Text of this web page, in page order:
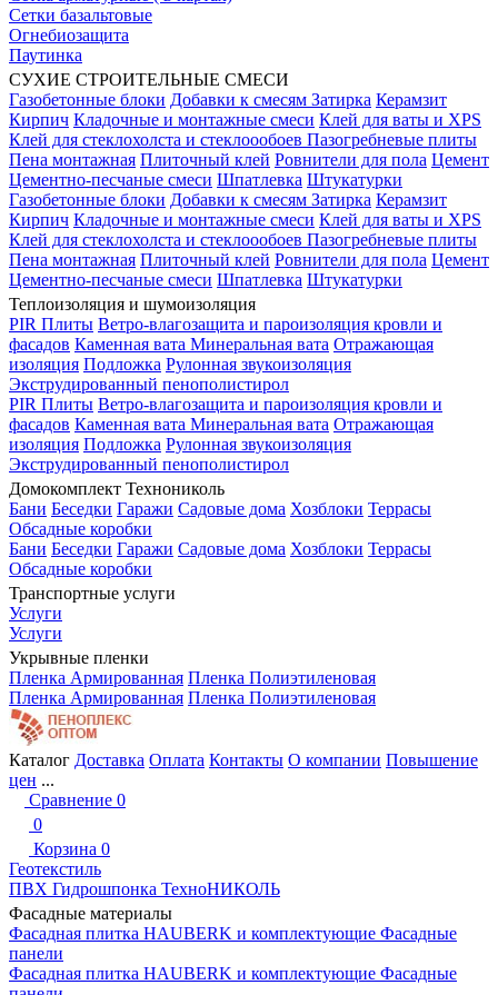
Сетки базальтовые
Огнебиозащита
Паутинка
СУХИЕ СТРОИТЕЛЬНЫЕ СМЕСИ
Газобетонные блоки Добавки к смесям Затирка Керамзит
Кирпич Кладочные и монтажные смеси Клей для ваты и XPS
Клей для стеклохолста и стеклоообоев Пазогребневые плиты
Пена монтажная Плиточный клей Ровнители для пола Цемент
Цементно-песчаные смеси Шпатлевка Штукатурки
Газобетонные блоки Добавки к смесям Затирка Керамзит
Кирпич Кладочные и монтажные смеси Клей для ваты и XPS
Клей для стеклохолста и стеклоообоев Пазогребневые плиты
Пена монтажная Плиточный клей Ровнители для пола Цемент
Цементно-песчаные смеси Шпатлевка Штукатурки
Теплоизоляция и шумоизоляция
PIR Плиты Ветро-влагозащита и пароизоляция кровли и
фасадов Каменная вата Минеральная вата Отражающая
изоляция Подложка Рулонная звукоизоляция
Экструдированный пенополистирол
PIR Плиты Ветро-влагозащита и пароизоляция кровли и
фасадов Каменная вата Минеральная вата Отражающая
изоляция Подложка Рулонная звукоизоляция
Экструдированный пенополистирол
Домокомплект Технониколь
Бани Беседки Гаражи Садовые дома Хозблоки Террасы
Обсадные коробки
Бани Беседки Гаражи Садовые дома Хозблоки Террасы
Обсадные коробки
Транспортные услуги
Услуги
Услуги
Укрывные пленки
Пленка Армированная Пленка Полиэтиленовая
Пленка Армированная Пленка Полиэтиленовая
Каталог Доставка Оплата Контакты О компании Повышение
цен ...
Сравнение 0
0
Корзина 0
Геотекстиль
ПВХ Гидрошпонка ТехноНИКОЛЬ
Фасадные материалы
Фасадная плитка HAUBERK и комплектующие Фасадные
панели
Фасадная плитка HAUBERK и комплектующие Фасадные